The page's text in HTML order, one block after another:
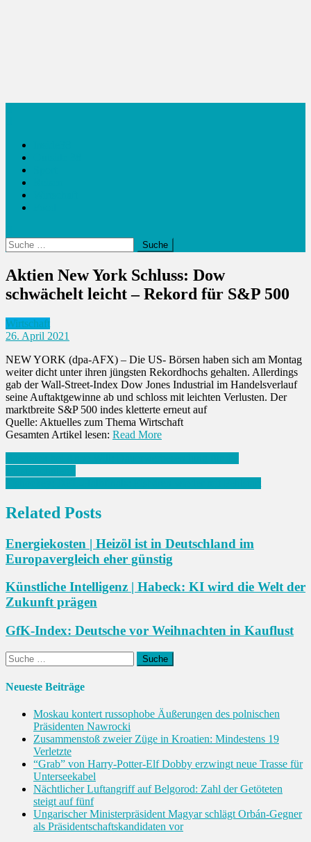
Suche
nach:
Aktien New York Schluss: Dow
schwächelt leicht – Rekord für S&P 500
Wirtschaft
26. April 2021
NEW YORK (dpa-AFX) – Die US- Börsen haben sich am Montag
weiter dicht unter ihren jüngsten Rekordhochs gehalten. Allerdings
gab der Wall-Street-Index Dow Jones Industrial im Handelsverlauf
seine Auftaktgewinne ab und schloss mit leichten Verlusten. Der
marktbreite S&P 500 indes kletterte erneut auf
Quelle: Aktuelles zum Thema Wirtschaft
Gesamten Artikel lesen: Read More
Beitrags-
Navigation
Related Posts
Energiekosten | Heizöl ist in Deutschland im
Europavergleich eher günstig
Künstliche Intelligenz | Habeck: KI wird die Welt der
Zukunft prägen
GfK-Index: Deutsche vor Weihnachten in Kauflust
Suche
nach:
Neueste Beiträge
Moskau kontert russophobe Äußerungen des polnischen
Präsidenten Nawrocki
Zusammenstoß zweier Züge in Kroatien: Mindestens 19
Verletzte
“Grab” von Harry-Potter-Elf Dobby erzwingt neue Trasse für
Unterseekabel
Nächtlicher Luftangriff auf Belgorod: Zahl der Getöteten
steigt auf fünf
Ungarischer Ministerpräsident Magyar schlägt Orbán-Gegner
als Präsidentschaftskandidaten vor